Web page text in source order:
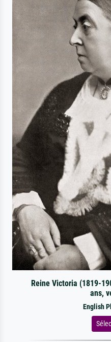
Reine Victoria (1819-
ans,
English